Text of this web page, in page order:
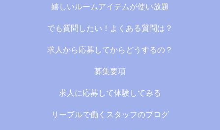
嬉しいルームアイテムが使い放題
でも質問したい！よくある質問は？
求人から応募してからどうするの？
募集要項
求人に応募して体験してみる
リーブルで働くスタッフのブログ